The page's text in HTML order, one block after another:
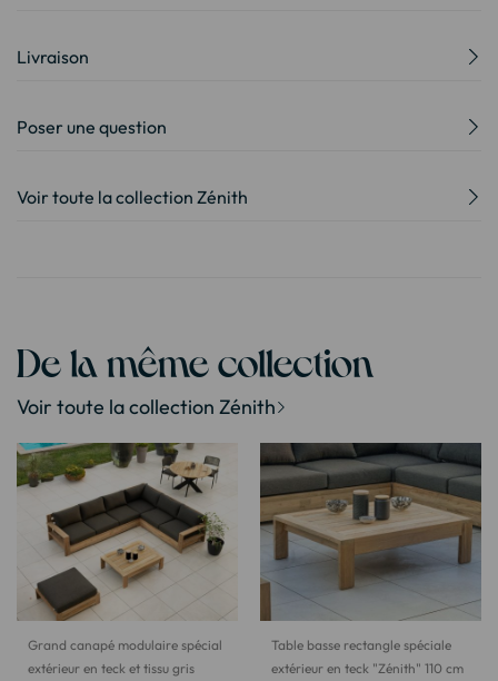
Livraison
Poser une question
Voir toute la collection Zénith
De la même collection
Voir toute la collection Zénith
Grand canapé modulaire spécial
extérieur en teck et tissu gris
Table basse rectangle spéciale
extérieur en teck "Zénith" 110 cm